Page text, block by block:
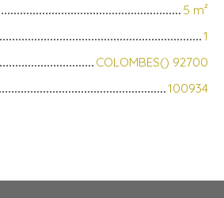
5 m²
1
COLOMBES() 92700
100934